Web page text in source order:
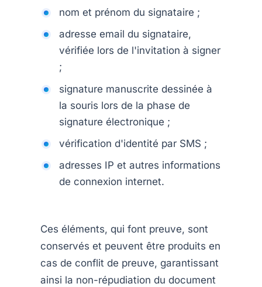
nom et prénom du signataire ;
adresse email du signataire,
vérifiée lors de l'invitation à signer
;
signature manuscrite dessinée à
la souris lors de la phase de
signature électronique ;
vérification d'identité par SMS ;
adresses IP et autres informations
de connexion internet.
Ces éléments, qui font preuve, sont
conservés et peuvent être produits en
cas de conflit de preuve, garantissant
ainsi la non-répudiation du document